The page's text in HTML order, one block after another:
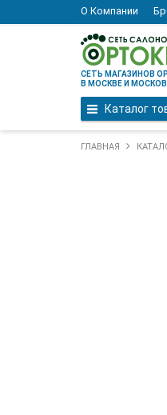
О Компании
СЕТЬ МАГАЗИНОВ
В МОСКВЕ И
Каталог
ГЛАВНАЯ